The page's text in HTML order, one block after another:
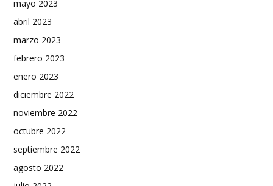
mayo 2023
abril 2023
marzo 2023
febrero 2023
enero 2023
diciembre 2022
noviembre 2022
octubre 2022
septiembre 2022
agosto 2022